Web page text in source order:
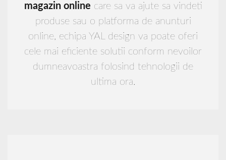
magazin online care sa va ajute sa vindeti
produse sau o platforma de anunturi
online, echipa YAL design va poate oferi
cele mai eficiente solutii conform nevoilor
dumneavoastra folosind tehnologii de
ultima ora.